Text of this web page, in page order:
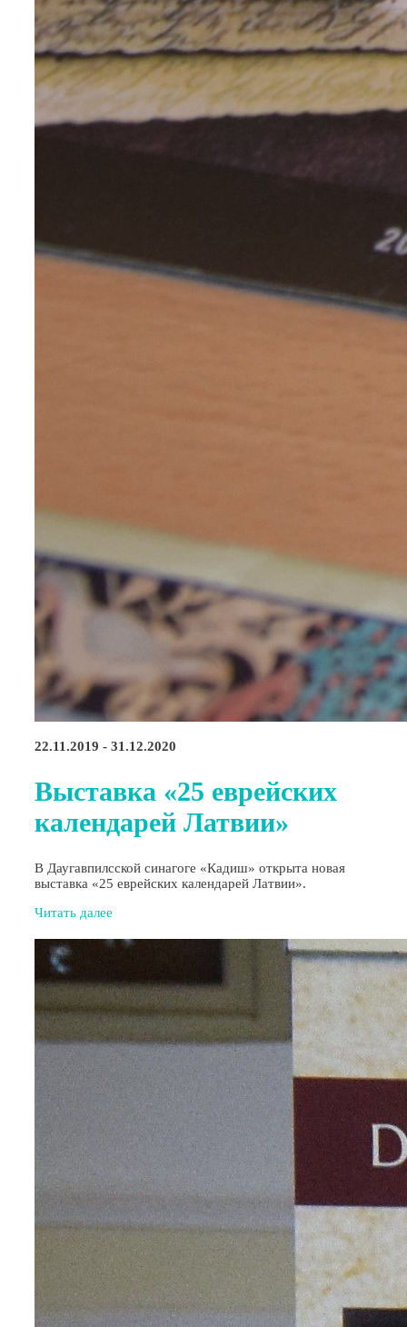
22.11.2019 - 31.12.2020
Выставка «25 еврейских
календарей Латвии»
В Даугавпилсской синагоге «Кадиш» открыта новая
выставка «25 еврейских календарей Латвии».
Читать далее